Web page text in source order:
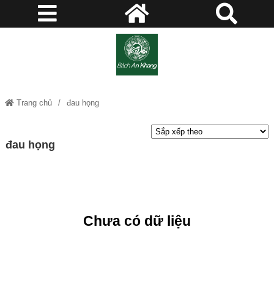
Trang chủ đau họng
đau họng
Chưa có dữ liệu